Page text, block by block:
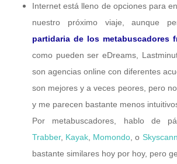
Internet está lleno de opciones para
nuestro próximo viaje, aunque
partidaria de los metabuscadores
como pueden ser eDreams,
son agencias online con diferentes
son mejores y a veces peores, pero
y me parecen bastante menos
Por metabuscadores, hablo de
Trabber, Kayak Momondo , o
bastante similares hoy por hoy, pero